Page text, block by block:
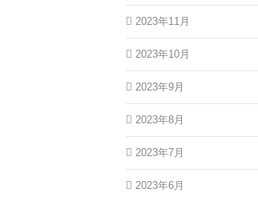
2023年11月
2023年10月
2023年9月
2023年8月
2023年7月
2023年6月